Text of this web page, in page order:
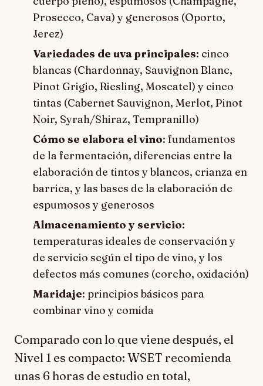
Prosecco, Cava) y generosos (Oporto,
Jerez)
Variedades de uva principales: cinco
blancas (Chardonnay, Sauvignon Blanc,
Pinot Grigio, Riesling, Moscatel) y cinco
tintas (Cabernet Sauvignon, Merlot, Pinot
Noir, Syrah/Shiraz, Tempranillo)
Cómo se elabora el vino: fundamentos
de la fermentación, diferencias entre la
elaboración de tintos y blancos, crianza en
barrica, y las bases de la elaboración de
espumosos y generosos
Almacenamiento y servicio:
temperaturas ideales de conservación y
de servicio según el tipo de vino, y los
defectos más comunes (corcho, oxidación)
Maridaje: principios básicos para
combinar vino y comida
Comparado con lo que viene después, el
Nivel 1 es compacto: WSET recomienda
unas 6 horas de estudio en total,